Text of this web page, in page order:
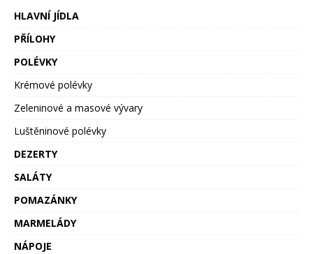
HLAVNÍ JÍDLA
PŘÍLOHY
POLÉVKY
Krémové polévky
Zeleninové a masové vývary
Luštěninové polévky
DEZERTY
SALÁTY
POMAZÁNKY
MARMELÁDY
NÁPOJE